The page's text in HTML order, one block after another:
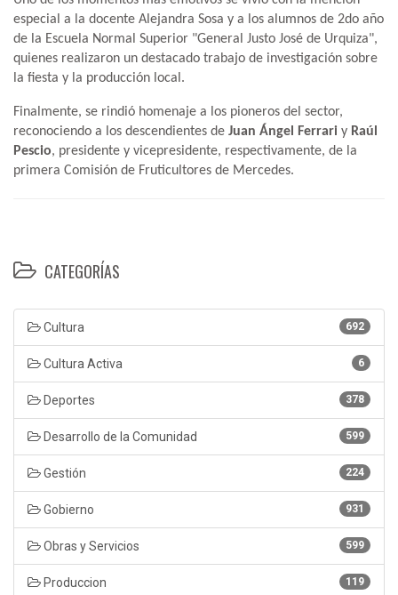
especial a la docente Alejandra Sosa y a los alumnos de 2do año
de la Escuela Normal Superior "General Justo José de Urquiza",
quienes realizaron un destacado trabajo de investigación sobre
la fiesta y la producción local.
Finalmente, se rindió homenaje a los pioneros del sector,
reconociendo a los descendientes de Juan Ángel Ferrari y Raúl
Pescio, presidente y vicepresidente, respectivamente, de la
primera Comisión de Fruticultores de Mercedes.
CATEGORÍAS
692
Cultura
6
Cultura Activa
378
Deportes
599
Desarrollo de la Comunidad
224
Gestión
931
Gobierno
599
Obras y Servicios
119
Produccion